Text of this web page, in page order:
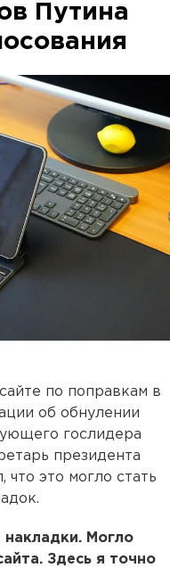
Путина
по поправкам в
об обнулении
гослидера
президента
это могло стать
накладки. Могло
Здесь я точно